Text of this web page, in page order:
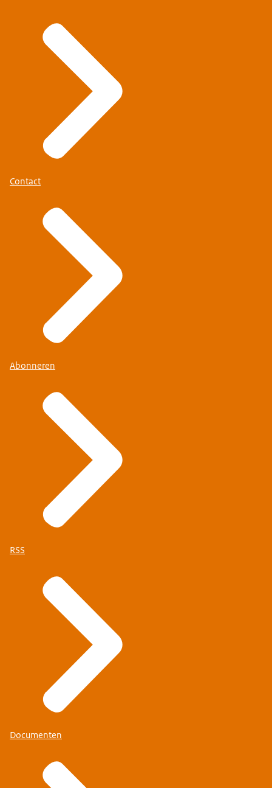
Contact
Abonneren
RSS
Documenten